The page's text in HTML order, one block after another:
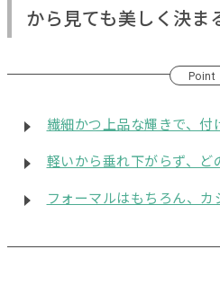
から見ても美しく決ま
Point
繊細かつ上品な輝きで、
軽いから垂れ下がらず、ど
フォーマルはもちろん、カ